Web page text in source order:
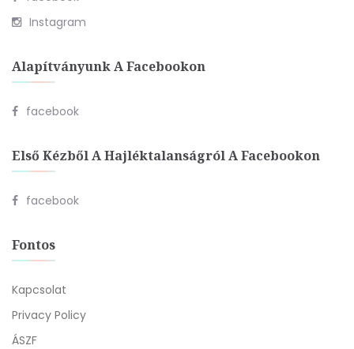
Instagram
Alapítványunk A Facebookon
facebook
Első Kézből A Hajléktalanságról A Facebookon
facebook
Fontos
Kapcsolat
Privacy Policy
ÁSZF